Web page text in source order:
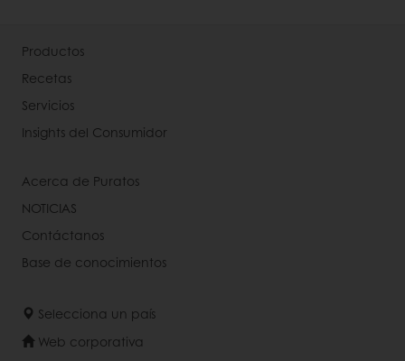
Productos
Recetas
Servicios
Insights del Consumidor
Acerca de Puratos
NOTICIAS
Contáctanos
Base de conocimientos
Selecciona un país
Web corporativa